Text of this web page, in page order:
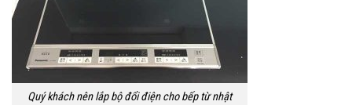
Quý khách nên lắp bộ đổi điện cho bếp từ nhật